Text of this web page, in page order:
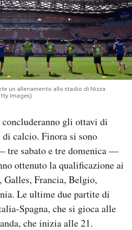
un allenamento allo stadio di Nizza
Images)
concluderanno gli ottavi di
calcio. Finora si sono
tre sabato e tre domenica —
ottenuto la qualificazione ai
Galles, Francia, Belgio,
Le ultime due partite di
Spagna, che si gioca alle
che inizia alle 21.